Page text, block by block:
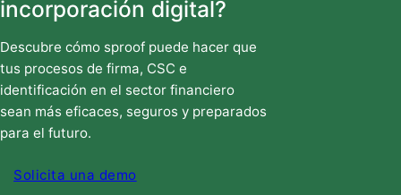
incorporación digital?
Descubre cómo sproof puede hacer que
tus procesos de firma, CSC e
identificación en el sector financiero
sean más eficaces, seguros y preparados
para el futuro.
Solicita una demo